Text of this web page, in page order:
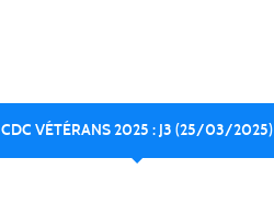
CDC VÉTÉRANS 2025 : J3 (25/03/2025)